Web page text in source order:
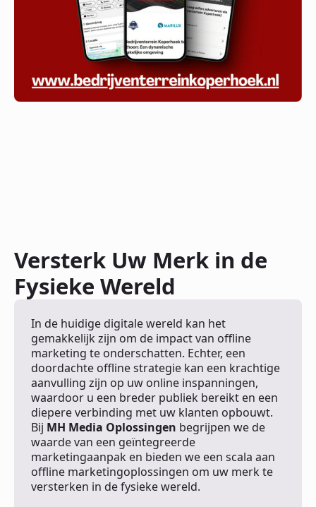
Versterk Uw Merk in de
Fysieke Wereld
In de huidige digitale wereld kan het
gemakkelijk zijn om de impact van offline
marketing te onderschatten. Echter, een
doordachte offline strategie kan een krachtige
aanvulling zijn op uw online inspanningen,
waardoor u een breder publiek bereikt en een
diepere verbinding met uw klanten opbouwt.
Bij MH Media Oplossingen begrijpen we de
waarde van een geïntegreerde
marketingaanpak en bieden we een scala aan
offline marketingoplossingen om uw merk te
versterken in de fysieke wereld.